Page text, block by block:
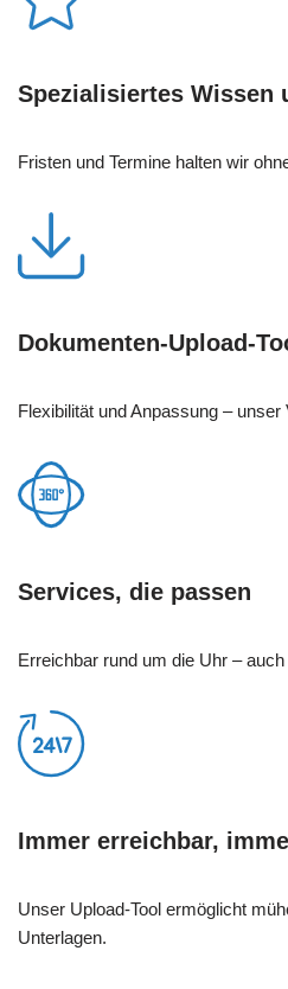
Spezialisiertes Wissen
Fristen und Termine halten wir
Dokumenten-Upload-
Flexibilität und Anpassung – unser
Services, die passen
Erreichbar rund um die Uhr – auch
Immer erreichbar,
Unser Upload-Tool ermöglicht
Unterlagen.